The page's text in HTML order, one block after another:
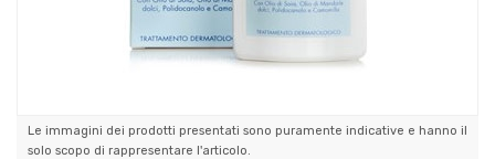
Le immagini dei prodotti presentati sono puramente indicative e hanno il
solo scopo di rappresentare l'articolo.